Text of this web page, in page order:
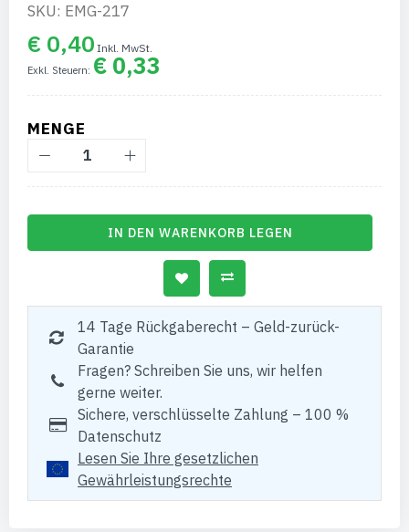
SKU: EMG-217
€ 0,40
€ 0,33
MENGE
IN DEN WARENKORB LEGEN
14 Tage Rückgaberecht – Geld-zurück-
Garantie
Fragen? Schreiben Sie uns, wir helfen
gerne weiter.
Sichere, verschlüsselte Zahlung – 100 %
Datenschutz
Lesen Sie Ihre gesetzlichen
Gewährleistungsrechte